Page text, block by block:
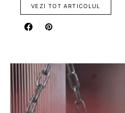
VEZI TOT ARTICOLUL